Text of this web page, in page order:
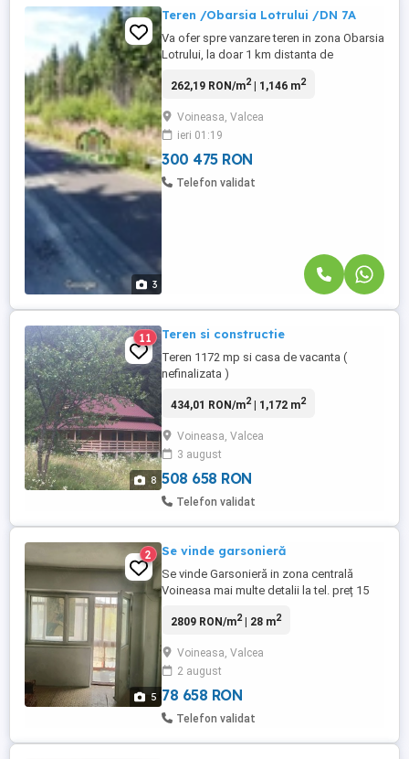
3
Teren /Obarsia Lotrului /DN 7A
Va ofer spre vanzare teren in zona Obarsia
Lotrului, la doar 1 km distanta de
25 m la DN 7A . Suprafata terenului este
ceea ce ofera un mare avantaj pentru
dezvoltarea unei afaceri in domeniul
turistic. Curentul se afla ...
262,19 RON/m2| 1,146 m2
Voineasa, Valcea
ieri 01:19
300 475 RON
Telefon validat
8
11 Teren si constructie
Teren 1172 mp si casa de vacanta (
nefinalizata )
434,01 RON/m2| 1,172 m2
Voineasa, Valcea
3 august
508 658 RON
Telefon validat
5
2 Se vinde garsonieră
Se vinde Garsonieră in zona centrală
Voineasa mai multe detalii la tel. preț 15
2809 RON/m2| 28 m2
Voineasa, Valcea
2 august
78 658 RON
Telefon validat